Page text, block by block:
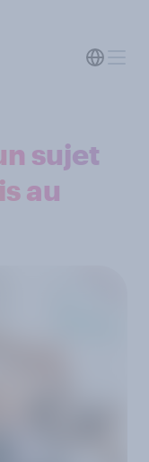
sujet
au